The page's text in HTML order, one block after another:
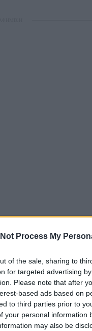
Not Process My
of the sale, sharing to
for targeted advertising
Please note that after
based ads based on
to third parties prior to
your personal information
may also be
εργοδότης δεν
της άδειας
της επιχείρησης,